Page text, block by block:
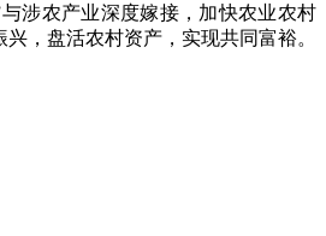
涉农产业深度嫁接，加快农业农村
，盘活农村资产，实现共同富裕。